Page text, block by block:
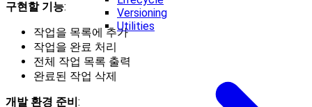
Versioning
Utilities
구현할 기능:
작업을 목록에 추가
작업을 완료 처리
전체 작업 목록 출력
완료된 작업 삭제
개발 환경 준비 :